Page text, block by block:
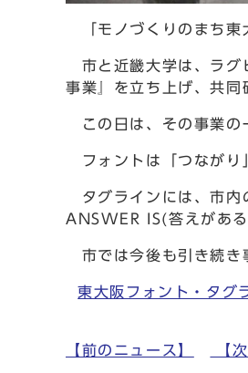
「モノづくりのまち東
市と近畿大学は、ラグ
事業』を立ち上げ、共同
この日は、その事業の
フォントは「つながり
タグラインには、市内
ANSWER IS(答えがあ
市では今後も引き続き
東大阪フォント・タグ
【前のニュース】 【